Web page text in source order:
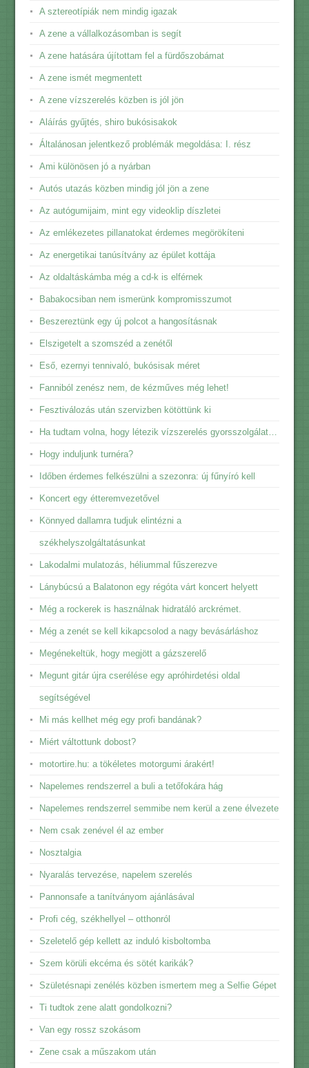
A sztereotípiák nem mindig igazak
A zene a vállalkozásomban is segít
A zene hatására újítottam fel a fürdőszobámat
A zene ismét megmentett
A zene vízszerelés közben is jól jön
Aláírás gyűjtés, shiro bukósisakok
Általánosan jelentkező problémák megoldása: I. rész
Ami különösen jó a nyárban
Autós utazás közben mindig jól jön a zene
Az autógumijaim, mint egy videoklip díszletei
Az emlékezetes pillanatokat érdemes megörökíteni
Az energetikai tanúsítvány az épület kottája
Az oldaltáskámba még a cd-k is elférnek
Babakocsiban nem ismerünk kompromisszumot
Beszereztünk egy új polcot a hangosításnak
Elszigetelt a szomszéd a zenétől
Eső, ezernyi tennivaló, bukósisak méret
Fanniból zenész nem, de kézműves még lehet!
Fesztiválozás után szervizben kötöttünk ki
Ha tudtam volna, hogy létezik vízszerelés gyorsszolgálat…
Hogy induljunk turnéra?
Időben érdemes felkészülni a szezonra: új fűnyíró kell
Koncert egy étteremvezetővel
Könnyed dallamra tudjuk elintézni a
székhelyszolgáltatásunkat
Lakodalmi mulatozás, héliummal fűszerezve
Lánybúcsú a Balatonon egy régóta várt koncert helyett
Még a rockerek is használnak hidratáló arckrémet.
Még a zenét se kell kikapcsolod a nagy bevásárláshoz
Megénekeltük, hogy megjött a gázszerelő
Megunt gitár újra cserélése egy apróhirdetési oldal
segítségével
Mi más kellhet még egy profi bandának?
Miért váltottunk dobost?
motortire.hu: a tökéletes motorgumi árakért!
Napelemes rendszerrel a buli a tetőfokára hág
Napelemes rendszerrel semmibe nem kerül a zene élvezete
Nem csak zenével él az ember
Nosztalgia
Nyaralás tervezése, napelem szerelés
Pannonsafe a tanítványom ajánlásával
Profi cég, székhellyel – otthonról
Szeletelő gép kellett az induló kisboltomba
Szem körüli ekcéma és sötét karikák?
Születésnapi zenélés közben ismertem meg a Selfie Gépet
Ti tudtok zene alatt gondolkozni?
Van egy rossz szokásom
Zene csak a műszakom után